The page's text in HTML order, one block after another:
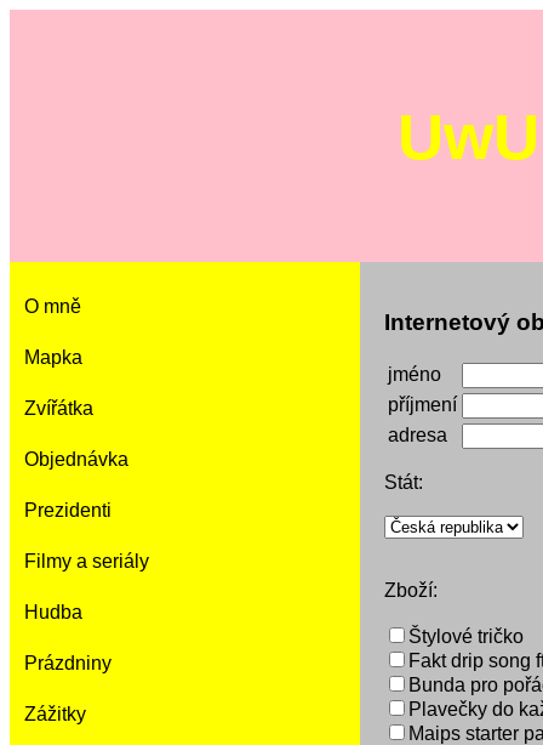
O mně
Mapka
Zvířátka
Objednávka
Prezidenti
Filmy a seriály
Hudba
Prázdniny
Zážitky
Internetový
jméno
příjmení
adresa
Stát:
Zboží:
Štylové tričko
Fakt drip song
Bunda pro
Plavečky do
Maips starter